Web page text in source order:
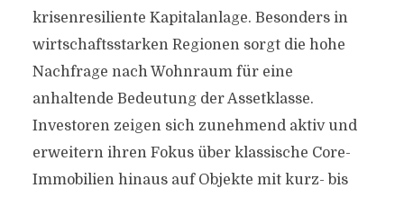
krisenresiliente Kapitalanlage. Besonders in
wirtschaftsstarken Regionen sorgt die hohe
Nachfrage nach Wohnraum für eine
anhaltende Bedeutung der Assetklasse.
Investoren zeigen sich zunehmend aktiv und
erweitern ihren Fokus über klassische Core-
Immobilien hinaus auf Objekte mit kurz- bis